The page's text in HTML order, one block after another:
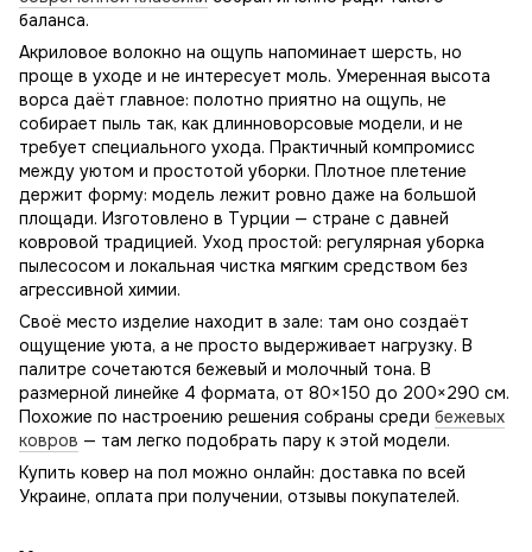
баланса.
Акриловое волокно на ощупь напоминает шерсть, но
проще в уходе и не интересует моль. Умеренная высота
ворса даёт главное: полотно приятно на ощупь, не
собирает пыль так, как длинноворсовые модели, и не
требует специального ухода. Практичный компромисс
между уютом и простотой уборки. Плотное плетение
держит форму: модель лежит ровно даже на большой
площади. Изготовлено в Турции — стране с давней
ковровой традицией. Уход простой: регулярная уборка
пылесосом и локальная чистка мягким средством без
агрессивной химии.
Своё место изделие находит в зале: там оно создаёт
ощущение уюта, а не просто выдерживает нагрузку. В
палитре сочетаются бежевый и молочный тона. В
размерной линейке 4 формата, от 80×150 до 200×290 см.
Похожие по настроению решения собраны среди бежевых
ковров — там легко подобрать пару к этой модели.
Купить ковер на пол можно онлайн: доставка по всей
Украине, оплата при получении, отзывы покупателей.